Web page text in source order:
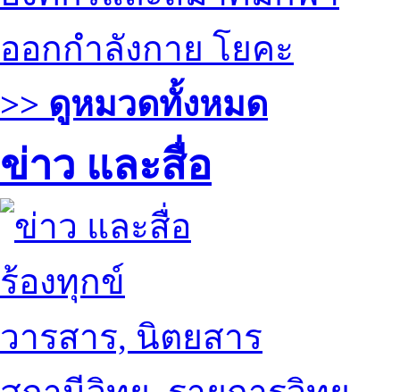
ออกกำลังกาย โยคะ
>> ดูหมวดทั้งหมด
ข่าว และสื่อ
ร้องทุกข์
วารสาร, นิตยสาร